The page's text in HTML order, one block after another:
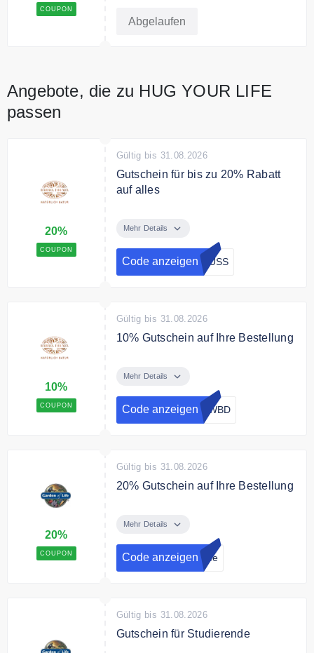
COUPON
Abgelaufen
Angebote, die zu HUG YOUR LIFE
passen
20%
COUPON
Gültig bis 31.08.2026
Gutschein für bis zu 20% Rabatt
auf alles
jeder Bestellung und 20% Rabatt
ab 70€ Mindestbestellwert.
Mehr Details
Code anzeigen RUSS
10%
COUPON
Gültig bis 31.08.2026
10% Gutschein auf Ihre Bestellung
Rabatt auf Ihre Bestellung.
Mehr Details
Code anzeigen SWBD
20%
COUPON
Gültig bis 31.08.2026
20% Gutschein auf Ihre Bestellung
of Life Newsletter an und sichern
Sie sich einen 20% Gutschein auf
Ihre Bestellung.
Mehr Details
Code anzeigen Life
Gültig bis 31.08.2026
Gutschein für Studierende